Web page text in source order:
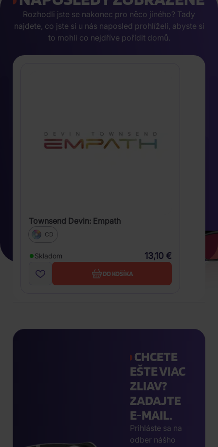
Rozhodli jste se nakonec pro něco jiného? Tady
najdete, co jste si u nás naposled prohlíželi, abyste si
to mohli co nejdříve pořídit domů.
Townsend Devin: Empath
CD
Skladom 13,10 €
DO KOŠÍKA
CHCETE
EŠTE VIAC
ZLIAV?
ZADAJTE
E-MAIL.
Prihláste sa na
odber nášho